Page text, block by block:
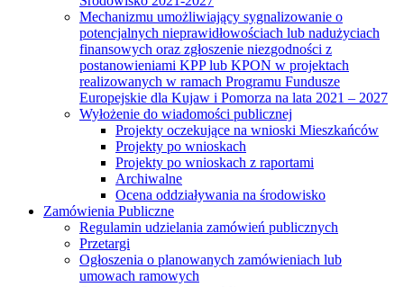
Mechanizmu umożliwiający sygnalizowanie o
potencjalnych nieprawidłowościach lub nadużyciach
finansowych oraz zgłoszenie niezgodności z
postanowieniami KPP lub KPON w projektach
realizowanych w ramach Programu Fundusze
Europejskie dla Kujaw i Pomorza na lata 2021 – 2027
Wyłożenie do wiadomości publicznej
Projekty oczekujące na wnioski Mieszkańców
Projekty po wnioskach
Projekty po wnioskach z raportami
Archiwalne
Ocena oddziaływania na środowisko
Zamówienia Publiczne
Regulamin udzielania zamówień publicznych
Przetargi
Ogłoszenia o planowanych zamówieniach lub
umowach ramowych